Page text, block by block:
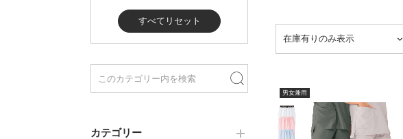
すべてリセット
カテゴリー
男女兼用